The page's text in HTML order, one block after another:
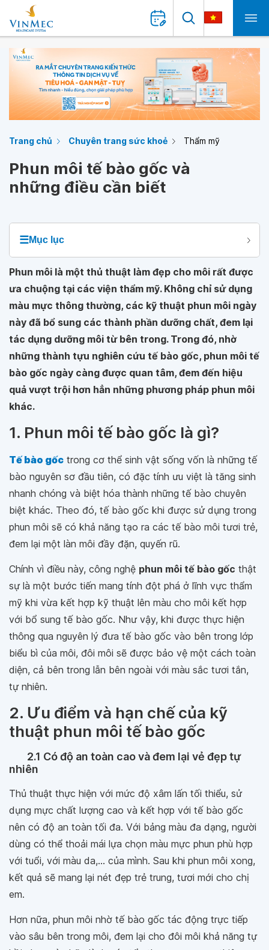
Trang chủ Chuyên trang sức khoẻ Thẩm mỹ
Phun môi tế bào gốc và
những điều cần biết
☰Mục lục
Phun môi là một thủ thuật làm đẹp cho môi rất được
ưa chuộng tại các viện thẩm mỹ. Không chỉ sử dụng
màu mực thông thường, các kỹ thuật phun môi ngày
này đã bổ sung các thành phần dưỡng chất, đem lại
tác dụng dưỡng môi từ bên trong. Trong đó, nhờ
những thành tựu nghiên cứu tế bào gốc, phun môi tế
bào gốc ngày càng được quan tâm, đem đến hiệu
quả vượt trội hơn hẳn những phương pháp phun môi
khác.
1. Phun môi tế bào gốc là gì?
Tế bào gốc trong cơ thể sinh vật sống vốn là những tế
bào nguyên sơ đầu tiên, có đặc tính ưu việt là tăng sinh
nhanh chóng và biệt hóa thành những tế bào chuyên
biệt khác. Theo đó, tế bào gốc khi được sử dụng trong
phun môi sẽ có khả năng tạo ra các tế bào môi tươi trẻ,
đem lại một làn môi đầy đặn, quyến rũ.
Chính vì điều này, công nghệ phun môi tế bào gốc thật
sự là một bước tiến mang tính đột phá ở lĩnh vực thẩm
mỹ khi vừa kết hợp kỹ thuật lên màu cho môi kết hợp
với bổ sung tế bào gốc. Như vậy, khi được thực hiện
thông qua nguyên lý đưa tế bào gốc vào bên trong lớp
biểu bì của môi, đôi môi sẽ được bảo vệ một cách toàn
diện, cả bên trong lẫn bên ngoài với màu sắc tươi tắn,
tự nhiên.
2. Ưu điểm và hạn chế của kỹ
thuật phun môi tế bào gốc
2.1 Có độ an toàn cao và đem lại vẻ đẹp tự
nhiên
Thủ thuật thực hiện với mức độ xâm lấn tối thiểu, sử
dụng mực chất lượng cao và kết hợp với tế bào gốc
nên có độ an toàn tối đa. Với bảng màu đa dạng, người
dùng có thể thoải mái lựa chọn màu mực phun phù hợp
với tuổi, với màu da,... của mình. Sau khi phun môi xong,
kết quả sẽ mang lại nét đẹp trẻ trung, tươi mới cho chị
em.
Hơn nữa, phun môi nhờ tế bào gốc tác động trực tiếp
vào sâu bên trong môi, đem lại cho đôi môi khả năng tự